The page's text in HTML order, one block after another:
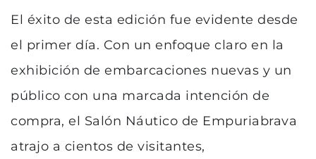
El éxito de esta edición fue evidente desde
el primer día. Con un enfoque claro en la
exhibición de embarcaciones nuevas y un
público con una marcada intención de
compra, el Salón Náutico de Empuriabrava
atrajo a cientos de visitantes,